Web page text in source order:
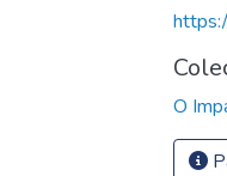
O